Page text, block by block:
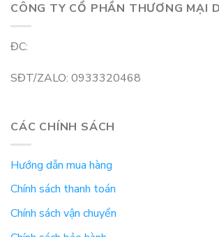
CÔNG TY CỔ PHẦN THƯƠNG MẠI
ĐC:
SĐT/ZALO: 0933320468
CÁC CHÍNH SÁCH
Hướng dẫn mua hàng
Chính sách thanh toán
Chính sách vận chuyển